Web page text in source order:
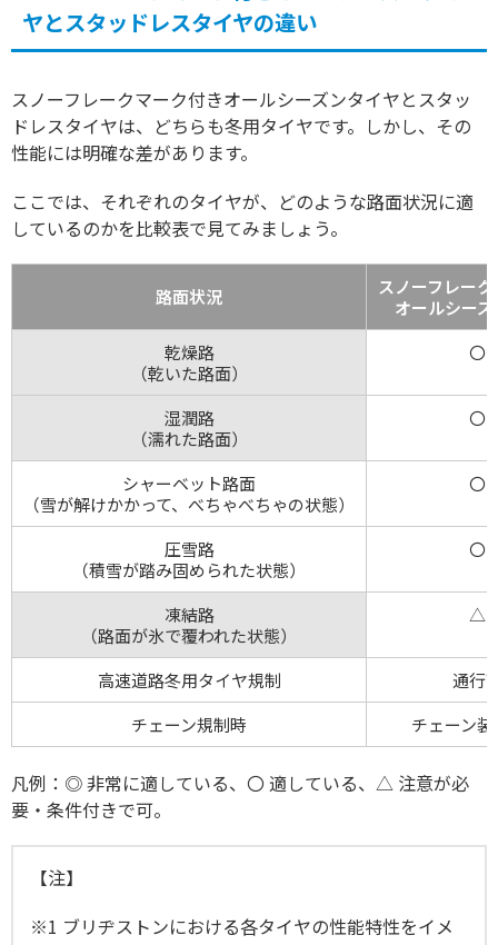
ヤとスタッドレスタイヤの違い
スノーフレークマーク付きオールシーズンタイヤとスタッ
ドレスタイヤは、どちらも冬用タイヤです。しかし、その
性能には明確な差があります。
ここでは、それぞれのタイヤが、どのような路面状況に適
しているのかを比較表で見てみましょう。
路面状況
スノーフレー
オールシー
乾燥路
（乾いた路面）
〇
湿潤路
（濡れた路面）
〇
シャーベット路面
（雪が解けかかって、べちゃべちゃの状態）
〇
圧雪路
（積雪が踏み固められた状態）
〇
凍結路
（路面が氷で覆われた状態）
△
高速道路冬用タイヤ規制
通行
チェーン規制時
チェーン
凡例：◎ 非常に適している、〇 適している、△ 注意が必
要・条件付きで可。
【注】
※1 ブリヂストンにおける各タイヤの性能特性をイメ